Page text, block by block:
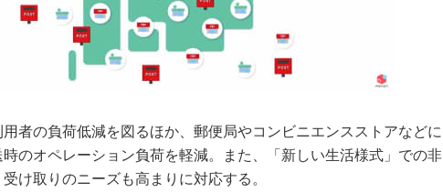
用者の負荷低減を図るほか、郵便局やコンビニエンスストアなどに
のオペレーション負荷を軽減。また、「新しい生活様式」での非
け取りのニーズも高まりに対応する。